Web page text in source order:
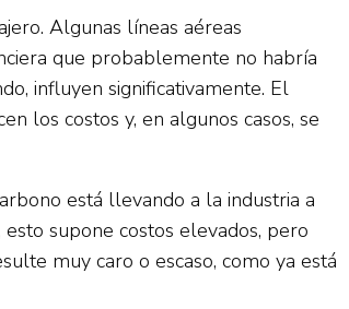
Algunas líneas aéreas
que probablemente no habría
influyen significativamente. El
los costos y, en algunos casos, se
está llevando a la industria a
supone costos elevados, pero
muy caro o escaso, como ya está